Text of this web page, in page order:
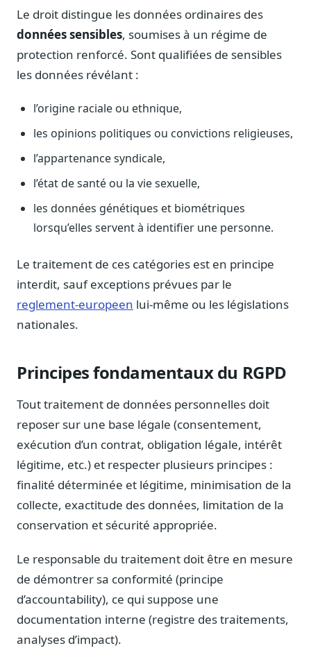
Parlementaires
Journalistes
Chercheurs
Suivi par secteur
11 secteurs : énergie, santé, finance, numérique…
Six cas pour gagner du temps
Guides pratiques
Blog & Podcast Hémicycle
Lexique parlementaire
1027 termes expliqués
Lexique par thème métier
23 flux indexés
Ils utilisent Legiwatch
Public Sénat, ONG, cabinets
Qui sommes-nous
Le droit distingue les données ordinaires des
données sensibles, soumises à un régime de
protection renforcé. Sont qualifiées de sensibles
les données révélant :
l’origine raciale ou ethnique,
les opinions politiques ou convictions religieuses,
l’appartenance syndicale,
l’état de santé ou la vie sexuelle,
les données génétiques et biométriques
lorsqu’elles servent à identifier une personne.
Le traitement de ces catégories est en principe
interdit, sauf exceptions prévues par le
reglement-europeen lui-même ou les législations
nationales.
Principes fondamentaux du RGPD
Tout traitement de données personnelles doit
reposer sur une base légale (consentement,
exécution d’un contrat, obligation légale, intérêt
légitime, etc.) et respecter plusieurs principes :
finalité déterminée et légitime, minimisation de la
collecte, exactitude des données, limitation de la
conservation et sécurité appropriée.
Le responsable du traitement doit être en mesure
de démontrer sa conformité (principe
d’accountability), ce qui suppose une
documentation interne (registre des traitements,
analyses d’impact).